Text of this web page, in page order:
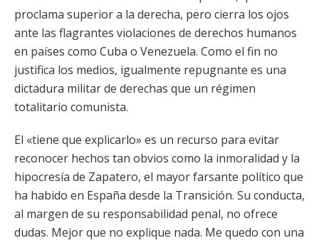
proclama superior a la derecha, pero cierra los ojos
ante las flagrantes violaciones de derechos humanos
en países como Cuba o Venezuela. Como el fin no
justifica los medios, igualmente repugnante es una
dictadura militar de derechas que un régimen
totalitario comunista.
El «tiene que explicarlo» es un recurso para evitar
reconocer hechos tan obvios como la inmoralidad y la
hipocresía de Zapatero, el mayor farsante político que
ha habido en España desde la Transición. Su conducta,
al margen de su responsabilidad penal, no ofrece
dudas. Mejor que no explique nada. Me quedo con una